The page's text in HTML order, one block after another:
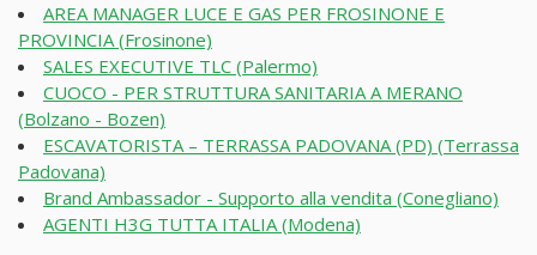
AREA MANAGER LUCE E GAS PER FROSINONE E
PROVINCIA (Frosinone)
SALES EXECUTIVE TLC (Palermo)
CUOCO - PER STRUTTURA SANITARIA A MERANO
(Bolzano - Bozen)
ESCAVATORISTA – TERRASSA PADOVANA (PD) (Terrassa
Padovana)
Brand Ambassador - Supporto alla vendita (Conegliano)
AGENTI H3G TUTTA ITALIA (Modena)